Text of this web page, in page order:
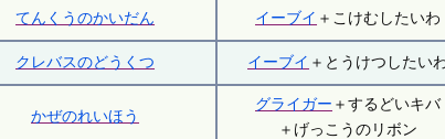
てんくうのかいだん イーブイ ＋こけむしたいわ
クレバスのどうくつ イーブイ ＋とうけつしたい
かぜのれいほう
グライガー ＋するどいキバ
＋げっこうのリボン